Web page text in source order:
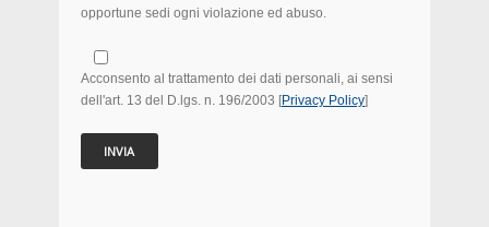
opportune sedi ogni violazione ed abuso.
Acconsento al trattamento dei dati personali, ai sensi
dell'art. 13 del D.lgs. n. 196/2003 [Privacy Policy]